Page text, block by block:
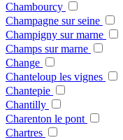
Chambourcy
Champagne sur seine
Champigny sur marne
Champs sur marne
Change
Chanteloup les vignes
Chantepie
Chantilly
Charenton le pont
Chartres